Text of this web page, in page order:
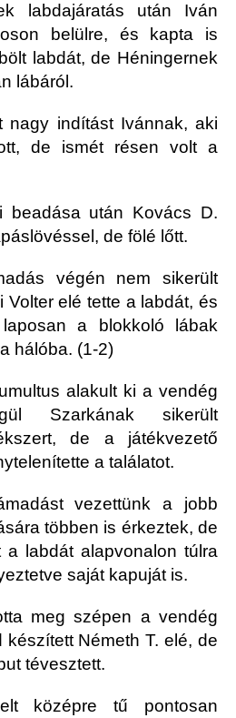
labdajáratás után Iván
belülre, és kapta is
labdát, de Héningernek
lábáról.
nagy indítást Ivánnak, aki
de ismét résen volt a
beadása után Kovács D.
de fölé lőtt.
végén nem sikerült
Volter elé tette a labdát, és
a blokkoló lábak
hálóba. (1-2)
alakult ki a vendég
Szarkának sikerült
de a játékvezető
a találatot.
vezettünk a jobb
többen is érkeztek, de
a labdát alapvonalon túlra
saját kapuját is.
meg szépen a vendég
készített Németh T. elé, de
tévesztett.
középre tű pontosan